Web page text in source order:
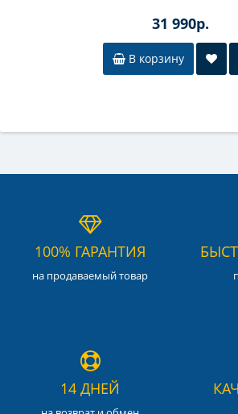
31 990р.
В корзину
100% ГАРАНТИЯ
на продаваемый товар
14 ДНЕЙ